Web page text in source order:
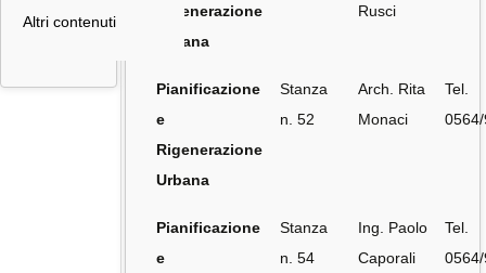
Altri contenuti
Rigenerazione
Urbana
Rusci
Pianificazione
e
Rigenerazione
Urbana
Stanza
n. 52
Arch. Rita
Monaci
Tel.
Pianificazione
e
Stanza
n. 54
Ing. Paolo
Caporali
Tel.